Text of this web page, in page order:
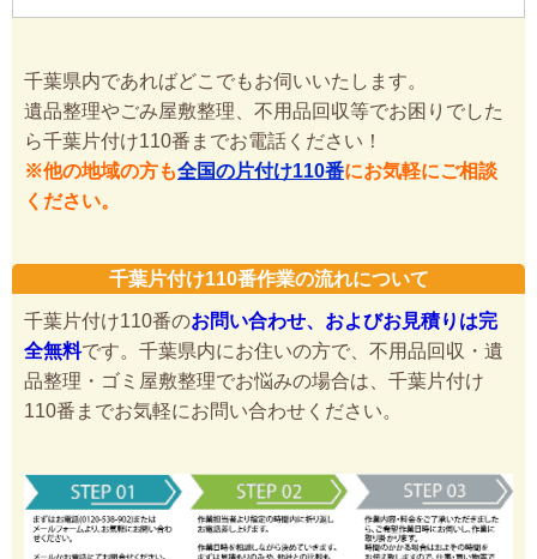
千葉県内であればどこでもお伺いいたします。
遺品整理やごみ屋敷整理、不用品回収等でお困りでした
ら千葉片付け110番までお電話ください！
※他の地域の方も全国の片付け110番にお気軽にご相談
ください。
千葉片付け110番作業の流れについて
千葉片付け110番のお問い合わせ、およびお見積りは完
全無料です。千葉県内にお住いの方で、不用品回収・遺
品整理・ゴミ屋敷整理でお悩みの場合は、千葉片付け
110番までお気軽にお問い合わせください。